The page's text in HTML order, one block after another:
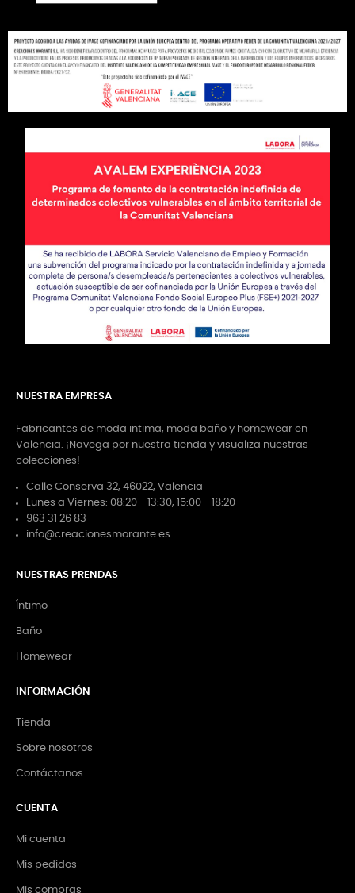
NUESTRA EMPRESA
Fabricantes de moda intima, moda baño y homewear en
Valencia. ¡Navega por nuestra tienda y visualiza nuestras
colecciones!
Calle Conserva 32, 46022, Valencia
Lunes a Viernes: 08:20 - 13:30, 15:00 - 18:20
963 31 26 83
info@creacionesmorante.es
NUESTRAS PRENDAS
Íntimo
Baño
Homewear
INFORMACIÓN
Tienda
Sobre nosotros
Contáctanos
CUENTA
Mi cuenta
Mis pedidos
Mis compras